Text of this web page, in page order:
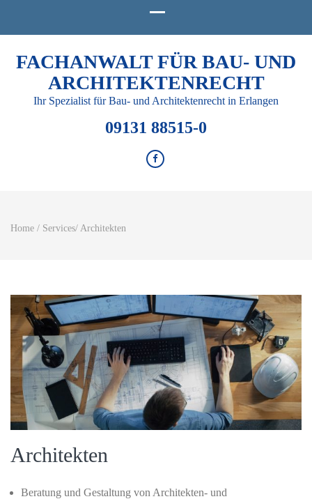
FACHANWALT FÜR BAU- UND
ARCHITEKTENRECHT
Ihr Spezialist für Bau- und Architektenrecht in Erlangen
09131 88515-0
Home / Services/ Architekten
Architekten
Beratung und Gestaltung von Architekten- und